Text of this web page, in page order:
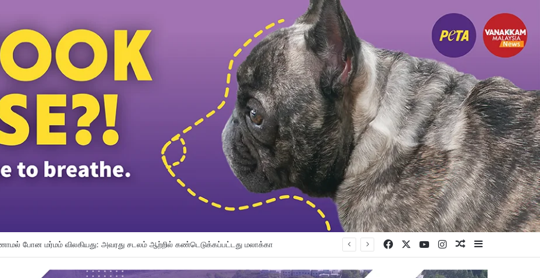
வலுப்படுத்த காவல்துறை AI மற்றும் ட்ரோன் பயன்பாட்டை விரிவுபடுத்துகிறது Facebook YouTubeInstagramRandom Article